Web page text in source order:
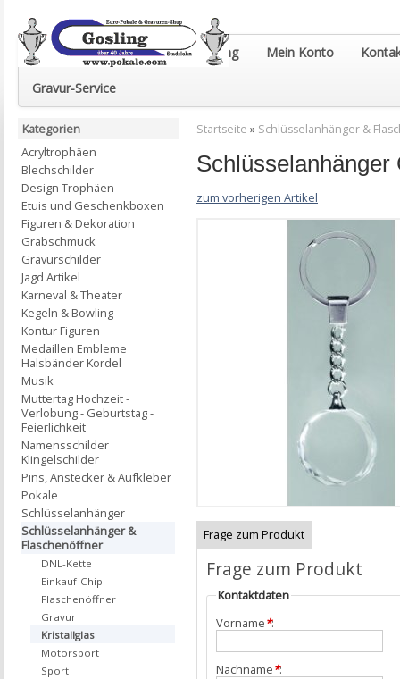
Euro-Pokale & Gravur-Shop Gosling Mein Konto
Gravur-Service
Startseite » Schlüsselanhänger &
zum vorherigen Artikel
Frage zum Produkt
Frage zum Produkt
Kontaktdaten
Vorname*:
Nachname*:
Kategorien
Acryltrophäen
Blechschilder
Design Trophäen
Etuis und Geschenkboxen
Figuren & Dekoration
Grabschmuck
Gravurschilder
Jagd Artikel
Karneval & Theater
Kegeln & Bowling
Kontur Figuren
Medaillen Embleme
Halsbänder Kordel
Musik
Muttertag Hochzeit -
Verlobung - Geburtstag -
Feierlichkeit
Namensschilder
Klingelschilder
Pins, Anstecker & Aufkleber
Pokale
Schlüsselanhänger
Schlüsselanhänger &
Flaschenöffner
DNL-Kette
Einkauf-Chip
Flaschenöffner
Gravur
Kristallglas
Motorsport
Sport